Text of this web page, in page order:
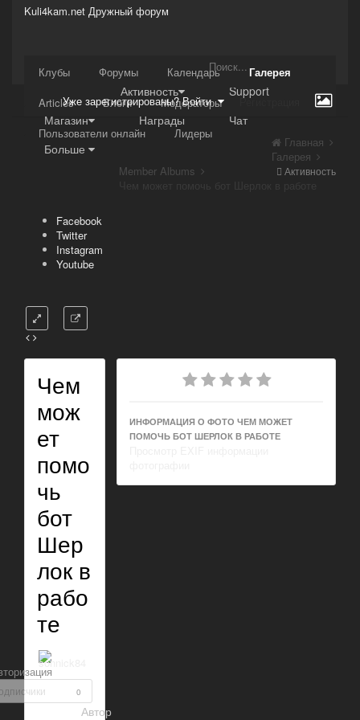
Kuli4kam.net Дружный форум
Сайт
Клубы Форумы Календарь
Галерея
Articles
Блоги
Модераторы
Пользователи онлайн
Лидеры
Активность
Support
Магазин
Награды
Чат
Больше
Уже зарегистрированы? Войти Регистрация
Активность
Главная
Галерея
Member Albums
Facebook
Twitter
Instagram
Youtube
Чем
мож
ет
помо
чь
бот
Шер
лок в
рабо
те
0
Автор
ИНФОРМАЦИЯ О ФОТО ЧЕМ МОЖЕТ
ПОМОЧЬ БОТ ШЕРЛОК В РАБОТЕ